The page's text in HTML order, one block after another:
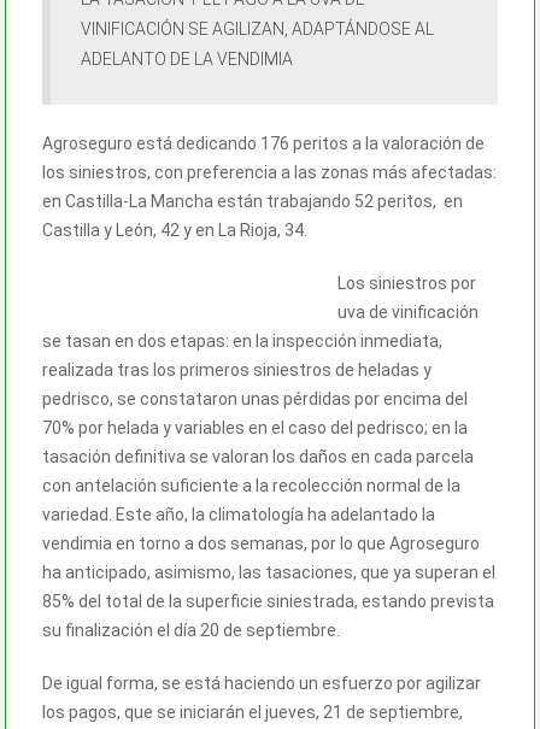
VINIFICACIÓN SE AGILIZAN, ADAPTÁNDOSE AL
ADELANTO DE LA VENDIMIA
Agroseguro está dedicando 176 peritos a la valoración de
los siniestros, con preferencia a las zonas más afectadas:
en Castilla-La Mancha están trabajando 52 peritos, en
Castilla y León, 42 y en La Rioja, 34.
Los siniestros por
uva de vinificación
se tasan en dos etapas: en la inspección inmediata,
realizada tras los primeros siniestros de heladas y
pedrisco, se constataron unas pérdidas por encima del
70% por helada y variables en el caso del pedrisco; en la
tasación definitiva se valoran los daños en cada parcela
con antelación suficiente a la recolección normal de la
variedad. Este año, la climatología ha adelantado la
vendimia en torno a dos semanas, por lo que Agroseguro
ha anticipado, asimismo, las tasaciones, que ya superan el
85% del total de la superficie siniestrada, estando prevista
su finalización el día 20 de septiembre.
De igual forma, se está haciendo un esfuerzo por agilizar
los pagos, que se iniciarán el jueves, 21 de septiembre,